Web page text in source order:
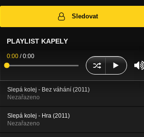
Sledovat
PLAYLIST KAPELY
0:00 /0:00
Slepá kolej - Bez váhání (2011)
Nezařazeno
Slepá kolej - Hra (2011)
Nezařazeno